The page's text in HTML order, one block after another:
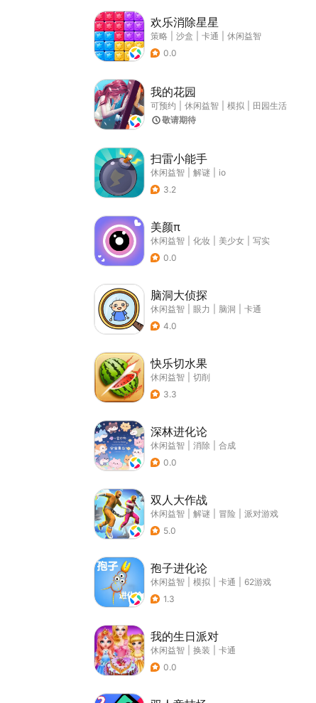
欢乐消除星星
策略 沙盒 卡通
休闲益智
0.0
我的花园
可预约 休闲益智 模拟
田园生活
敬请期待
扫雷小能手
休闲益智 解谜
io
3.2
美颜π
休闲益智 化妆 美少女
写实
0.0
脑洞大侦探
休闲益智 眼力 脑洞
卡通
4.0
快乐切水果
休闲益智
切削
3.3
深林进化论
休闲益智 消除
合成
0.0
双人大作战
休闲益智 解谜 冒险
派对游戏
5.0
孢子进化论
休闲益智 模拟 卡通
62游戏
1.3
我的生日派对
休闲益智 换装
卡通
0.0